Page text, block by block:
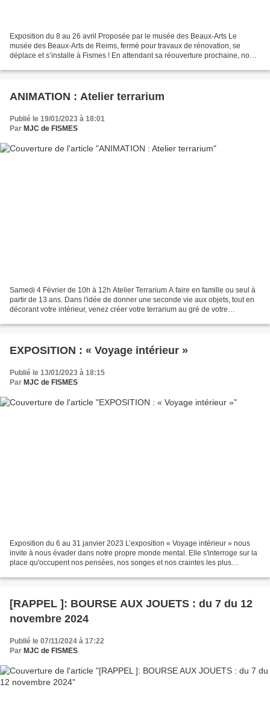
Exposition du 8 au 26 avril Proposée par le musée des Beaux-Arts Le
musée des Beaux-Arts de Reims, fermé pour travaux de rénovation, se
déplace et s’installe à Fismes ! En attendant sa réouverture prochaine, nous
ANIMATION : Atelier terrarium
Publié le 19/01/2023 à 18:01
Par MJC de FISMES
Samedi 4 Février de 10h à 12h Atelier Terrarium A faire en famille ou seul à
partir de 13 ans. Dans l'idée de donner une seconde vie aux objets, tout en
décorant votre intérieur, venez créer votre terrarium au gré de votre
EXPOSITION : « Voyage intérieur »
Publié le 13/01/2023 à 18:15
Par MJC de FISMES
Exposition du 6 au 31 janvier 2023 L’exposition « Voyage intérieur » nous
invite à nous évader dans notre propre monde mental. Elle s'interroge sur la
place qu'occupent nos pensées, nos songes et nos craintes les plus
[RAPPEL ]: BOURSE AUX JOUETS : du 7 du 12
novembre 2024
Publié le 07/11/2024 à 17:22
Par MJC de FISMES